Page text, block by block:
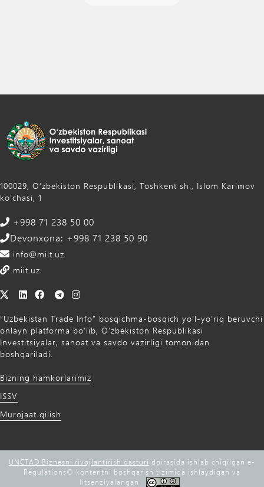
100029, Oʻzbekiston Respublikasi, Toshkent sh., Islom Karimov
ko‘chasi, 1
+998 71 238 50 00
Devonxona: +998 71 238 50 90
info@miit.uz
miit.uz
“Uzbekistan Trade Info” bosqichma-bosqich yo‘l-yo‘riq beruvchi
onlayn platforma bo‘lib, O‘zbekiston Respublikasi
Investitsiyalar, sanoat va savdo vazirligi tomonidan
boshqariladi.
Bizning hamkorlarimiz
ISSV
Murojaat qilish
UNCTAD Biznesni rivojlantirish dasturi doirasida ishlab chiqilgan e-
Regulations©️ kontentni boshqarish tizimida ishlaydigan va
litsenziyalangan